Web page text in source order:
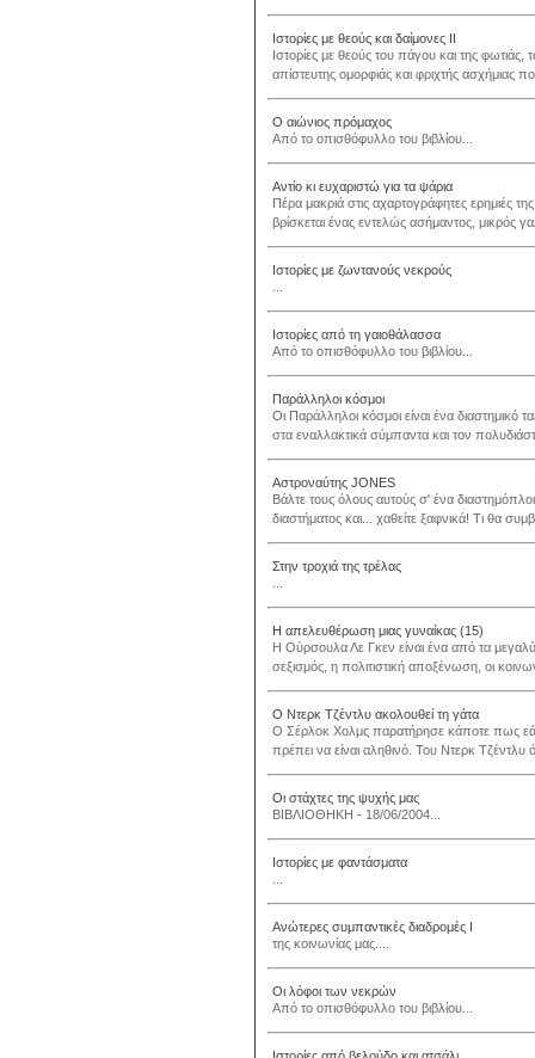
Ιστορίες με θεούς και δαίμονες ΙΙ
Ιστορίες με θεούς του πάγου και της
απίστευτης ομορφιάς και φριχτής
Ο αιώνιος πρόμαχος
Από το οπισθόφυλλο του βιβλίου...
Αντίο κι ευχαριστώ για τα ψάρια
Πέρα μακριά στις αχαρτογράφητες ερημιές
βρίσκεται ένας εντελώς ασήμαντος, μικρός
Ιστορίες με ζωντανούς νεκρούς
Ιστορίες από τη γαιοθάλασσα
Από το οπισθόφυλλο του βιβλίου...
Παράλληλοι κόσμοι
Οι Παράλληλοι κόσμοι είναι ένα διαστημικό
στα εναλλακτικά σύμπαντα και τον
Αστροναύτης JONES
Βάλτε τους όλους αυτούς σ' ένα
διαστήματος και... χαθείτε ξαφνικά! Τι θα
Στην τροχιά της τρέλας
Η απελευθέρωση μιας γυναίκας (15)
Η Ούρσουλα Λε Γκεν είναι ένα από τα
σεξισμός, η πολιτιστική αποξένωση, οι
Ο Ντερκ Τζέντλυ ακολουθεί τη γάτα
Ο Σέρλοκ Χολμς παρατήρησε κάποτε πως εάν
πρέπει να είναι αληθινό. Του Ντερκ
Οι στάχτες της ψυχής μας
ΒΙΒΛΙΟΘΗΚΗ - 18/06/2004...
Ιστορίες με φαντάσματα
Ανώτερες συμπαντικές διαδρομές Ι
της κοινωνίας μας....
Οι λόφοι των νεκρών
Από το οπισθόφυλλο του βιβλίου...